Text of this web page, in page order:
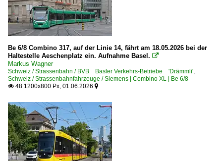
Be 6/8 Combino 317, auf der Linie 14, fährt am 18.05.2026 bei der
Haltestelle Aeschenplatz ein. Aufnahme Basel. 
Markus Wagner
Schweiz / Strassenbahn / BVB Basler Verkehrs-Betriebe 'Drämmli',
Schweiz / Strassenbahnfahrzeuge / Siemens | Combino XL | Be 6/8
 48 1200x800 Px, 01.06.2026 